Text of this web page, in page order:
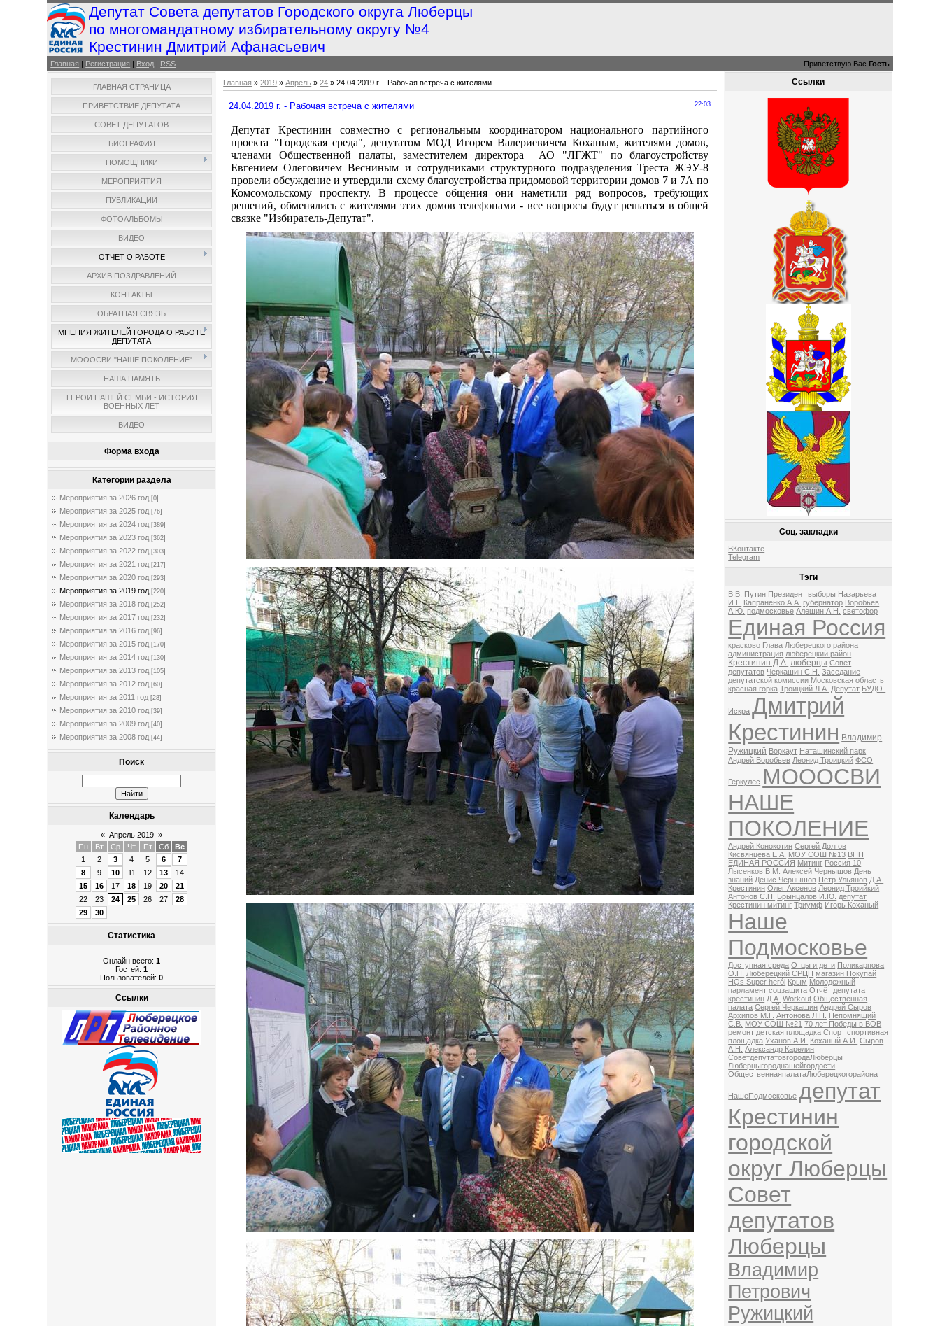
Депутат Совета депутатов Городского округа Люберцы
по многомандатному избирательному округу №4
Крестинин Дмитрий Афанасьевич
Главная | Регистрация | Вход | RSS Приветствую Вас Гость
ГЛАВНАЯ СТРАНИЦА
ПРИВЕТСТВИЕ ДЕПУТАТА
СОВЕТ ДЕПУТАТОВ
БИОГРАФИЯ
ПОМОЩНИКИ
МЕРОПРИЯТИЯ
ПУБЛИКАЦИИ
ФОТОАЛЬБОМЫ
ВИДЕО
ОТЧЕТ О РАБОТЕ
АРХИВ ПОЗДРАВЛЕНИЙ
КОНТАКТЫ
ОБРАТНАЯ СВЯЗЬ
МНЕНИЯ ЖИТЕЛЕЙ ГОРОДА О РАБОТЕ
ДЕПУТАТА
МОООСВИ "НАШЕ ПОКОЛЕНИЕ"
НАША ПАМЯТЬ
ГЕРОИ НАШЕЙ СЕМЬИ - ИСТОРИЯ
ВОЕННЫХ ЛЕТ
ВИДЕО
Форма входа
Категории раздела
Мероприятия за 2026 год [0]
Мероприятия за 2025 год [76]
Мероприятия за 2024 год [389]
Мероприятия за 2023 год [362]
Мероприятия за 2022 год [303]
Мероприятия за 2021 год [217]
Мероприятия за 2020 год [293]
Мероприятия за 2019 год [220]
Мероприятия за 2018 год [252]
Мероприятия за 2017 год [232]
Мероприятия за 2016 год [96]
Мероприятия за 2015 год [170]
Мероприятия за 2014 год [130]
Мероприятия за 2013 год [105]
Мероприятия за 2012 год [60]
Мероприятия за 2011 год [28]
Мероприятия за 2010 год [39]
Мероприятия за 2009 год [40]
Мероприятия за 2008 год [44]
Поиск
Календарь
« Апрель 2019 »
Пн
Вт Ср Чт Пт Сб
Вс
1
2 3 4 5 6
7
8
9 10 11 12 13
14
15
16 17 18 19 20
21
22
23 24 25 26 27
28
29
30
Статистика
Онлайн всего:1
Гостей:1
Пользователей:0
Ссылки
Главная »2019 » Апрель » 24 » 24.04.2019 г. - Рабочая встреча с жителями
22:03
24.04.2019 г. - Рабочая встреча с жителями
Депутат Крестинин совместно с региональным координатором национального партийного
проекта "Городская среда", депутатом МОД Игорем Валериевичем Коханым, жителями домов,
членами Общественной палаты, заместителем директора АО "ЛГЖТ" по благоустройству
Евгением Олеговичем Весниным и сотрудниками структурного подразделения Треста ЖЭУ-8
провели обсуждение и утвердили схему благоустройства придомовой территории домов 7 и 7А по
Комсомольскому проспекту. В процессе общения они наметили ряд вопросов, требующих
решений, обменялись с жителями этих домов телефонами - все вопросы будут решаться в общей
связке "Избиратель-Депутат".
Ссылки
Соц. закладки
ВКонтакте
Telegram
Тэги
В.В. Путин Президент выборы Назарьева
И.Г. Капраненко А.А. губернатор Воробьев
А.Ю. подмосковье Алешин А.Н. светофор
Единая Россия
красково Глава Люберецкого района
администрация люберецкий район
Крестинин Д.А. люберцы Совет
депутатов Черкашин С.Н.
Заседание
депутатской комиссии Московская область
красная горка Троицкий Л.А. Депутат БУДО-
Искра Дмитрий
Крестинин Владимир
Ружицкий Воркаут Наташинский парк
Андрей Воробьев Леонид Троицкий ФСО
Геркулес МОООСВИ
НАШЕ
ПОКОЛЕНИЕ
Андрей Конокотин Сергей Долгов
Кисвянцева Е.А. МОУ СОШ №13 ВПП
ЕДИНАЯ РОССИЯ Митинг Россия 10
Лысенков В.М. Алексей Чернышов День
знаний Денис Чернышов Петр Ульянов Д.А.
Крестинин Олег Аксенов Леонид Троийкий
Антонов С.Н.
Брынцалов И.Ю. депутат
Крестинин митинг Триумф Игорь Коханый
Наше
Подмосковье
Доступная среда Отцы и дети Поликарпова
О.П.
Люберецкий СРЦН магазин Покупай
HQs Super herói Крым Молодежный
парламент соцзащита Отчёт депутата
крестинин Д.А. Workout Общественная
палата Сергей Черкашин Андрей Сыров
Архипов М.Г. Антонова Л.Н.
Непомнящий
С.В. МОУ СОШ №21 70 лет Победы в ВОВ
ремонт детская площадка Спорт спортивная
площадка Уханов А.И. Коханый А.И.
Сыров
А.Н.
Александр Карелин
СоветдепутатовгородаЛюберцы
Люберцыгороднашейгордости
ОбщественнаяпалатаЛюберецкогорайона
НашеПодмосковье депутат
Крестинин
городской
округ Люберцы
Совет
депутатов
Люберцы
Владимир
Петрович
Ружицкий